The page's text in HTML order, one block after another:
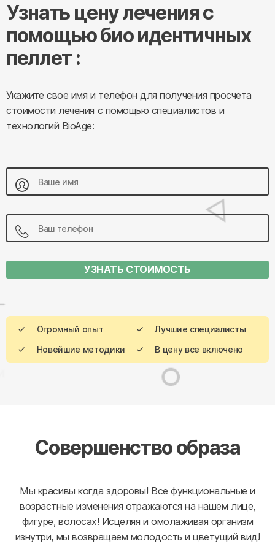
Узнать цену лечения с
помощью био идентичных
пеллет :
Укажите свое имя и телефон для получения просчета
стоимости лечения с помощью специалистов и
технологий BioAge:
УЗНАТЬ СТОИМОСТЬ
Огромный опыт
Лучшие специалисты
Новейшие методики
В цену все включено
Совершенство образа
Мы красивы когда здоровы! Все функциональные и
возрастные изменения отражаются на нашем лице,
фигуре, волосах! Исцеляя и омолаживая организм
изнутри, мы возвращаем молодость и цветущий вид!